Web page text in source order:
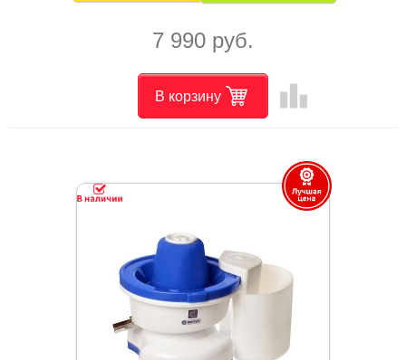
7 990 руб.
В корзину leaderboard